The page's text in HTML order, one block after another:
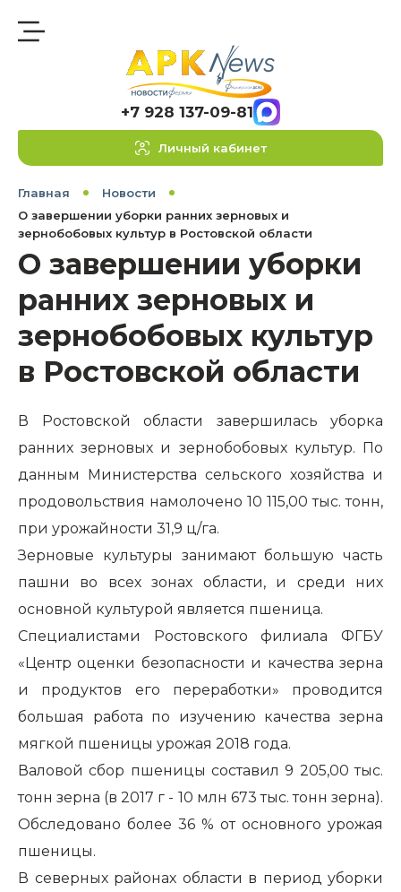
+7 928 137-09-81
Личный кабинет
Главная
Новости
О завершении уборки ранних зерновых и
зернобобовых культур в Ростовской области
О завершении уборки
ранних зерновых и
зернобобовых культур
в Ростовской области
В Ростовской области завершилась уборка
ранних зерновых и зернобобовых культур. По
данным Министерства сельского хозяйства и
продовольствия намолочено 10 115,00 тыс. тонн,
при урожайности 31,9 ц/га.
Зерновые культуры занимают большую часть
пашни во всех зонах области, и среди них
основной культурой является пшеница.
Специалистами Ростовского филиала ФГБУ
«Центр оценки безопасности и качества зерна
и продуктов его переработки» проводится
большая работа по изучению качества зерна
мягкой пшеницы урожая 2018 года.
Валовой сбор пшеницы составил 9 205,00 тыс.
тонн зерна (в 2017 г - 10 млн 673 тыс. тонн зерна).
Обследовано более 36 % от основного урожая
пшеницы.
В северных районах области в период уборки